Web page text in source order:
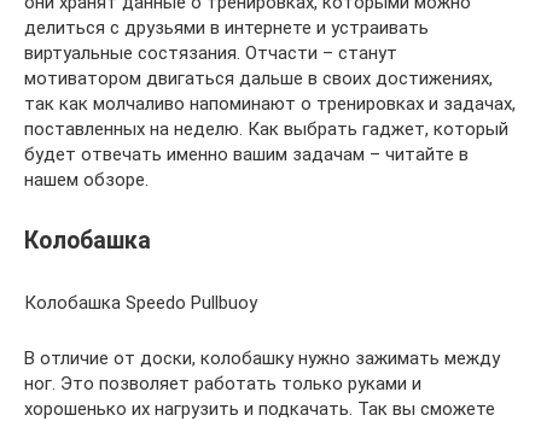
делиться с друзьями в интернете и устраивать
виртуальные состязания. Отчасти – станут
мотиватором двигаться дальше в своих достижениях,
так как молчаливо напоминают о тренировках и задачах,
поставленных на неделю. Как выбрать гаджет, который
будет отвечать именно вашим задачам – читайте в
нашем обзоре.
Колобашка
Колобашка Speedo Pullbuoy
В отличие от доски, колобашку нужно зажимать между
ног. Это позволяет работать только руками и
хорошенько их нагрузить и подкачать. Так вы сможете